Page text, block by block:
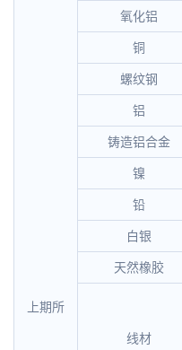
上期所
氧化铝
铜
螺纹钢
铝
铸造铝合金
镍
铅
白银
天然橡胶
线材